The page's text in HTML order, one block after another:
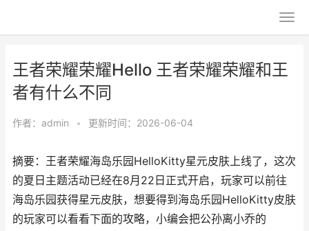
王者荣耀荣耀Hello 王者荣耀荣耀和王
者有什么不同
作者： admin • 更新时间：2026-06-04
摘要：王者荣耀海岛乐园HelloKitty星元皮肤上线了，这次
的夏日主题活动已经在8月22日正式开启，玩家可以前往
海岛乐园获得星元皮肤，想要得到海岛乐园HelloKitty皮肤
的玩家可以看看下面的攻略，小编会把公孙离小乔的